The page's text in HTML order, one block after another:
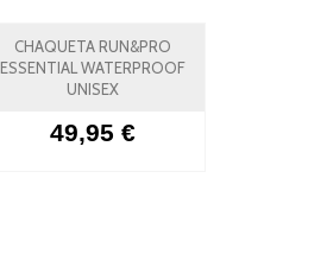
CHAQUETA RUN&PRO
ESSENTIAL WATERPROOF
UNISEX
49,95 €